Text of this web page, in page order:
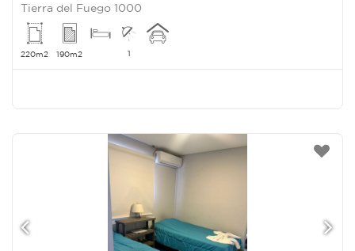
Tierra del Fuego 1000
220m2 190m2 1